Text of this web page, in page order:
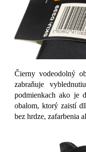
Čierny vodeodolný
zabraňuje
podmienkach ako je
obalom, ktorý zaistí
bez hrdze, zafarbenia